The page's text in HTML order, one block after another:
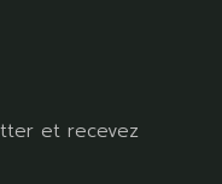
et recevez